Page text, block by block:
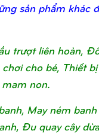
sản phẩm khác
trượt liên hoàn,
cho bé, Thiết
non.
May ném
Đu quay cây